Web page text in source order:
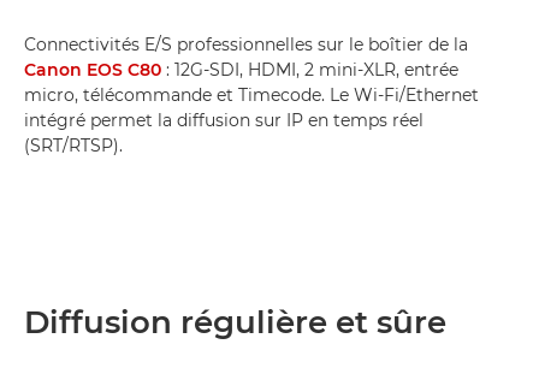
Connectivités E/S professionnelles sur le boîtier de la
Canon EOS C80 : 12G-SDI, HDMI, 2 mini-XLR, entrée
micro, télécommande et Timecode. Le Wi-Fi/Ethernet
intégré permet la diffusion sur IP en temps réel
(SRT/RTSP).
Diffusion régulière et sûre